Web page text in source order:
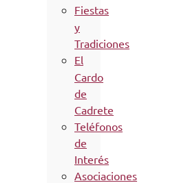
Fiestas
y
Tradiciones
El
Cardo
de
Cadrete
Teléfonos
de
Interés
Asociaciones